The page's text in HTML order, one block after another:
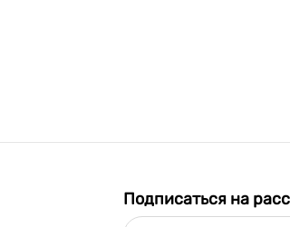
Подписаться на